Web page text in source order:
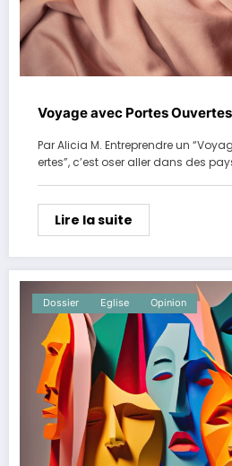
Voyage avec Portes Ouvertes
Par Alicia M. Entreprendre un
ertes”, c’est oser aller dans des
Lire la suite
Dossier Eglise Opinion